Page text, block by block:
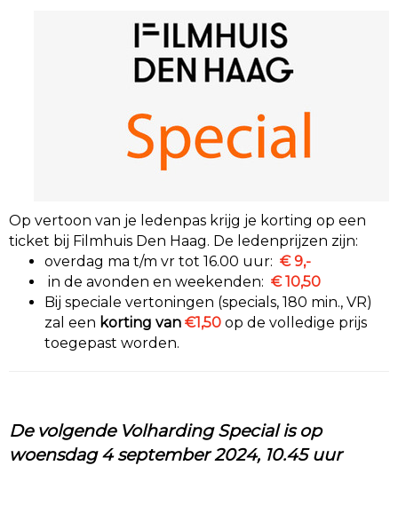
Op vertoon van je ledenpas krijg je korting op een
ticket bij Filmhuis Den Haag. De ledenprijzen zijn:
overdag ma t/m vr tot 16.00 uur: € 9,-
in de avonden en weekenden: € 10,50
Bij speciale vertoningen (specials, 180 min., VR)
zal een korting van €1,50 op de volledige prijs
toegepast worden.
De volgende Volharding Special is op
woensdag 4 september 2024, 10.45 uur